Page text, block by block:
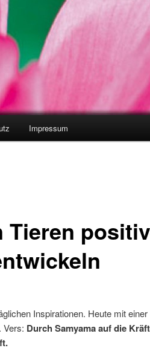
Impressum
Tieren
Inspirationen. Heute mit einer
Vers: Durch Samyama auf die